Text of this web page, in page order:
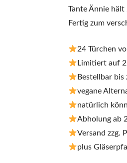
Tante Ännie hält
Fertig zum
24 Türchen
Limitiert auf
Bestellbar
vegane
natürlich
Abholung ab
Versand zzg.
plus